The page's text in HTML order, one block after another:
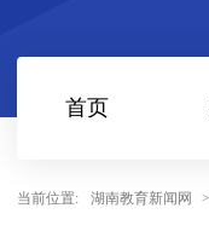
首页
当前位置: 湖南教育新闻网 >